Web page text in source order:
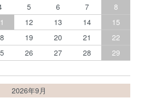
5 6 7
8
12 13 14
15
19 20 21
22
26 27 28
29
2026年9月